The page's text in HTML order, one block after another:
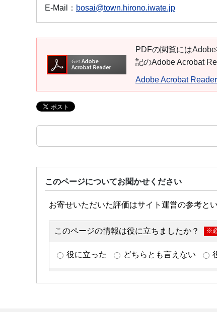
E-Mail： bosai@town.hirono.iwate.jp
PDFの閲覧には
記のAdobe Acrobat
Adobe Acrobat
このページについてお聞かせください